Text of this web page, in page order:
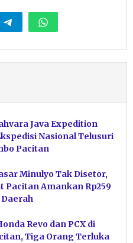
Java Expedition
Nasional Telusuri
Pacitan
Minulyo Tak Disetor,
Amankan Rp259
Daerah
Revo dan PCX di
Tiga Orang Terluka